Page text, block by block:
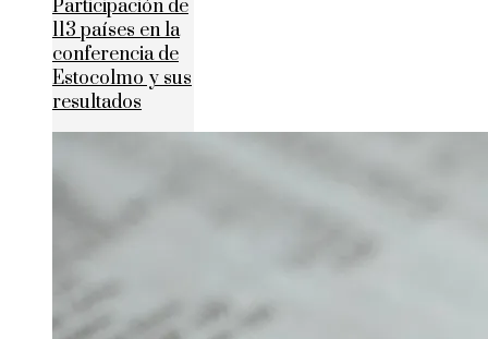
Participación de
113 países en la
conferencia de
Estocolmo y sus
resultados